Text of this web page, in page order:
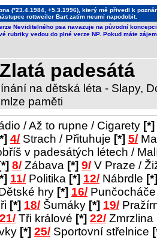
(*23.4.1984, +5.3.1996), který mě přivedl k
rottweiler Bart zatím neumí napodobit.
Neviditelného psa navazuje na původní
rubriky vedou do plné verze NP. Pokud máte
Zlatá padesátá
na dětská léta - Slapy,
paměti
/ Až to rupne / Cigarety [*]
4/ Strach / Přituhuje [*] 5/
v padesátých létech /
[*] 8/ Zábava [*] 9/ V Praze /
11/ Politika [*] 12/ Nábrdle [*]
hry [*] 16/
[*] 18/ Šumáky [*] 19/
21/ Tři králové [*] 22/ Zmrzlina
[*] 25/ Sportovní střelnice